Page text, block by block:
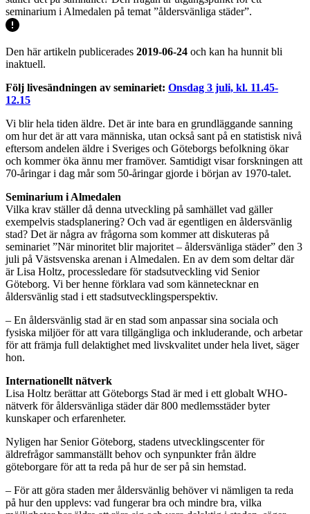
seminarium i Almedalen på temat ”åldersvänliga städer”.
Den här artikeln publicerades 2019-06-24 och kan ha hunnit bli
inaktuell.
Följ livesändningen av seminariet: Onsdag 3 juli, kl. 11.45-
12.15
Vi blir hela tiden äldre. Det är inte bara en grundläggande sanning
om hur det är att vara människa, utan också sant på en statistisk nivå
eftersom andelen äldre i Sveriges och Göteborgs befolkning ökar
och kommer öka ännu mer framöver. Samtidigt visar forskningen att
70-åringar i dag mår som 50-åringar gjorde i början av 1970-talet.
Seminarium i Almedalen
Vilka krav ställer då denna utveckling på samhället vad gäller
exempelvis stadsplanering? Och vad är egentligen en åldersvänlig
stad? Det är några av frågorna som kommer att diskuteras på
seminariet ”När minoritet blir majoritet – åldersvänliga städer” den 3
juli på Västsvenska arenan i Almedalen. En av dem som deltar där
är Lisa Holtz, processledare för stadsutveckling vid Senior
Göteborg. Vi ber henne förklara vad som kännetecknar en
åldersvänlig stad i ett stadsutvecklingsperspektiv.
– En åldersvänlig stad är en stad som anpassar sina sociala och
fysiska miljöer för att vara tillgängliga och inkluderande, och arbetar
för att främja full delaktighet med livskvalitet under hela livet, säger
hon.
Internationellt nätverk
Lisa Holtz berättar att Göteborgs Stad är med i ett globalt WHO-
nätverk för åldersvänliga städer där 800 medlemsstäder byter
kunskaper och erfarenheter.
Nyligen har Senior Göteborg, stadens utvecklingscenter för
äldrefrågor sammanställt behov och synpunkter från äldre
göteborgare för att ta reda på hur de ser på sin hemstad.
– För att göra staden mer åldersvänlig behöver vi nämligen ta reda
på hur den upplevs: vad fungerar bra och mindre bra, vilka